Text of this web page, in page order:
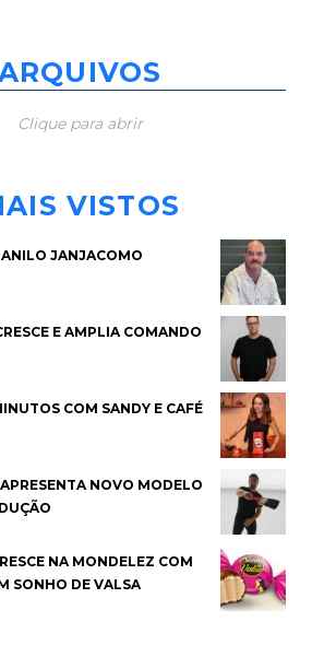
Clique para abrir
VISTOS
JANJACOMO
E AMPLIA COMANDO
COM SANDY E CAFÉ
NOVO MODELO
NA MONDELEZ COM
SONHO DE VALSA